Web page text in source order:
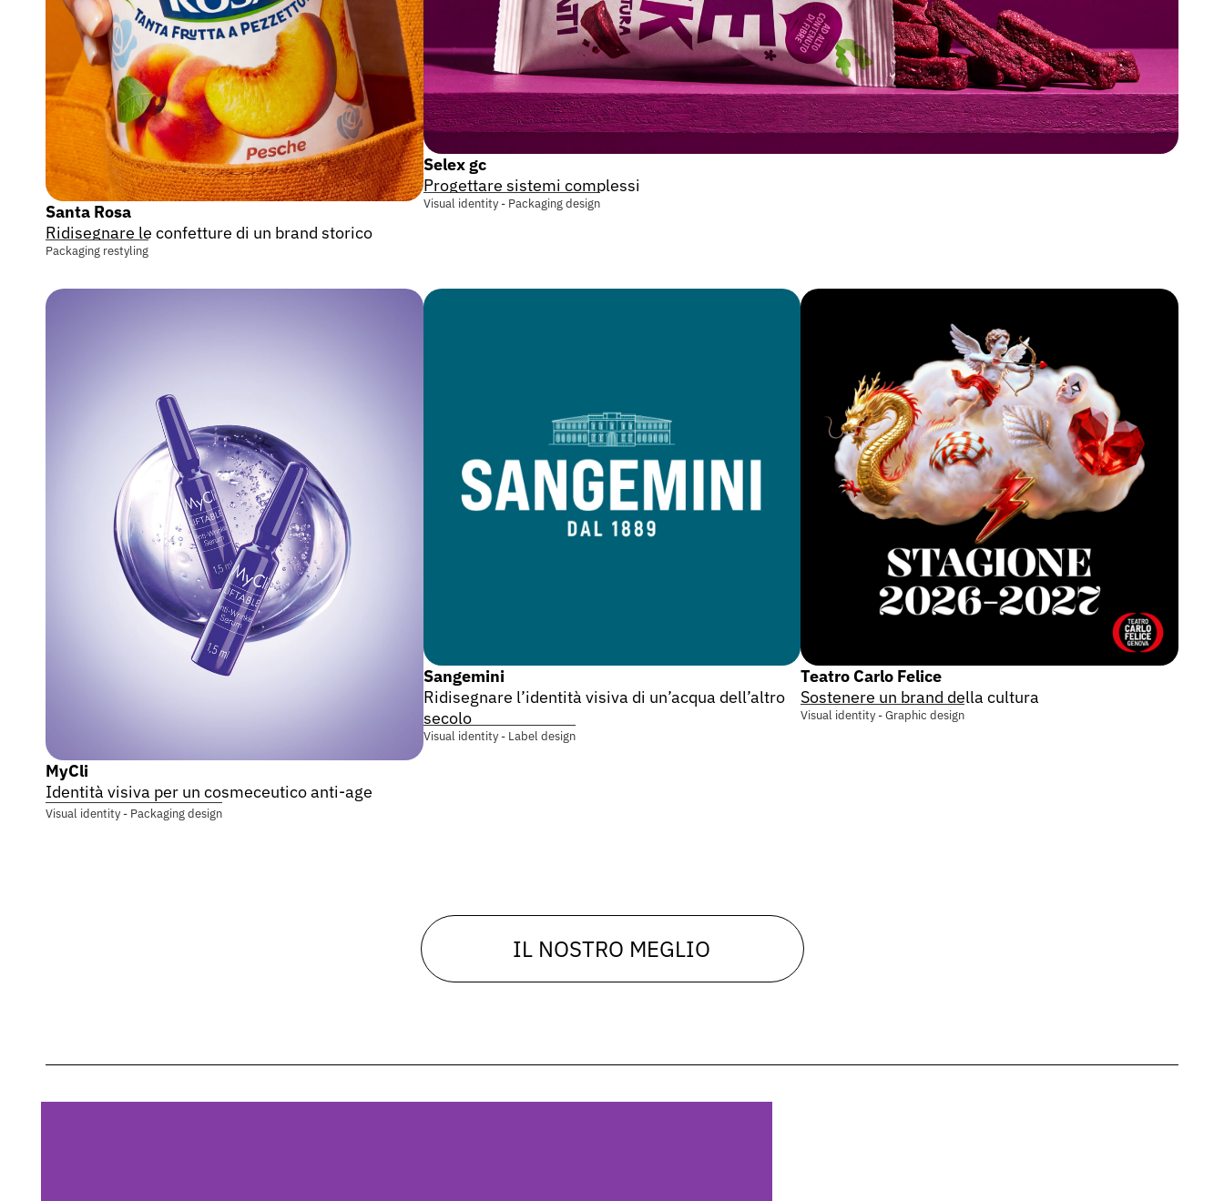
Santa Rosa
Ridisegnare le confetture di un brand storico
Packaging restyling
Selex gc
Progettare sistemi complessi
Visual identity - Packaging design
MyCli
Identità visiva per un cosmeceutico anti-age
Visual identity - Packaging design
Sangemini
Ridisegnare l’identità visiva di un’acqua dell’altro
secolo
Visual identity - Label design
Teatro Carlo Felice
Sostenere un brand della cultura
Visual identity - Graphic design
IL NOSTRO MEGLIO